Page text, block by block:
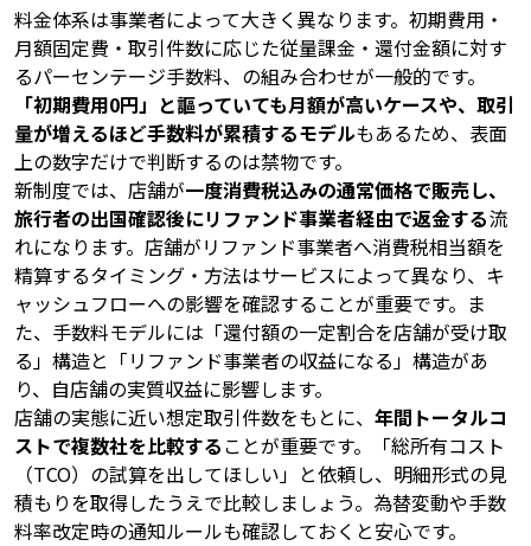
料金体系は事業者によって大きく異なります。初期費用・
月額固定費・取引件数に応じた従量課金・還付金額に対す
るパーセンテージ手数料、の組み合わせが一般的です。
「初期費用0円」と謳っていても月額が高いケースや、取引
量が増えるほど手数料が累積するモデルもあるため、表面
上の数字だけで判断するのは禁物です。
新制度では、店舗が一度消費税込みの通常価格で販売し、
旅行者の出国確認後にリファンド事業者経由で返金する流
れになります。店舗がリファンド事業者へ消費税相当額を
精算するタイミング・方法はサービスによって異なり、キ
ャッシュフローへの影響を確認することが重要です。ま
た、手数料モデルには「還付額の一定割合を店舗が受け取
る」構造と「リファンド事業者の収益になる」構造があ
り、自店舗の実質収益に影響します。
店舗の実態に近い想定取引件数をもとに、 年間トータルコ
ストで複数社を比較することが重要です。「総所有コスト
（TCO）の試算を出してほしい」と依頼し、明細形式の見
積もりを取得したうえで比較しましょう。為替変動や手数
料率改定時の通知ルールも確認しておくと安心です。